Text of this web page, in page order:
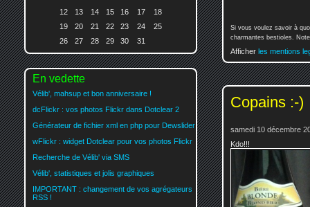
Si vous voulez savoir à
charmantes bestioles.
Afficher les mentions
Copains :-)
samedi 10 décembre
Kdo!!!
12
13 14 15 16 17
18
19
20 21 22 23 24
25
26
27 28 29 30 31
En vedette
Vélib', mahsup et bon anniversaire !
dcFlickr : vos photos Flickr dans Dotclear 2
Générateur de fichier xml en php pour Dewslider
wFlickr : widget Dotclear pour vos photos Flickr
Recherche de Vélib' via SMS
Vélib', statistiques et jolis graphiques
IMPORTANT : changement de vos agrégateurs
RSS !